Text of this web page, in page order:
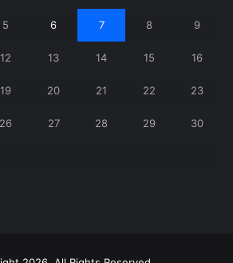
5 6 7 8 9
12 13 14 15 16
19 20 21 22 23
26 27 28 29 30